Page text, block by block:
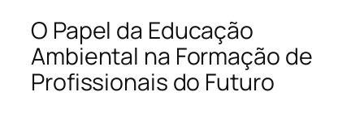
O Papel da Educação
Ambiental na Formação de
Profissionais do Futuro